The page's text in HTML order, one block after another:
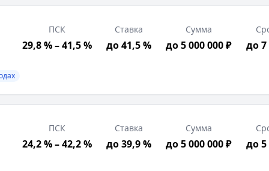
в РФ, Трудоустройство в регионе
— это целевой потребительский кредит,
ПСК
29,8 % – 41,5 %
Ставка
до 41,5 %
Сумма
до 5 000 000 ₽ до 7
ПСК
24,2 % – 42,2 %
Ставка
до 39,9 %
Сумма
до 5 000 000 ₽ до 5